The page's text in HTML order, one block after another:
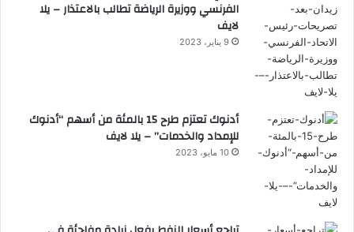
الفرنسي ووزيرة الرياضة تطالب بالاعتذار – يلا
لايف
9 يناير، 2023
أدنوك تعتزم طرح 15 بالمئة من أسهم “أدنوك
للإمداد والخدمات” – يلا لايف
10 مايو، 2023